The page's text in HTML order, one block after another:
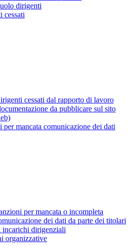
dirigenti
cessati
cessati dal rapporto di lavoro
da pubblicare sul sito
per mancata comunicazione dei dati
per mancata o incompleta
dei dati da parte dei titolari
incarichi dirigenziali
organizzative